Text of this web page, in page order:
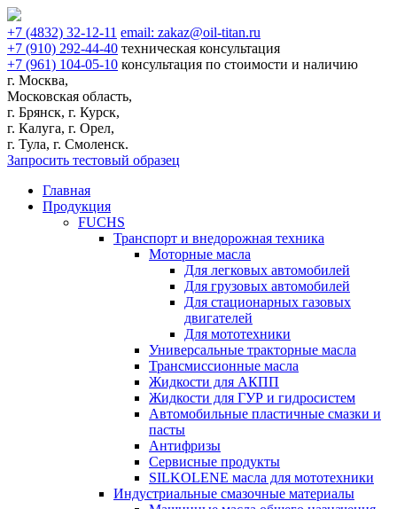
+7 (4832) 32-12-11 email: zakaz@oil-titan.ru
+7 (910) 292-44-40 техническая консультация
+7 (961) 104-05-10 консультация по стоимости и наличию
г. Москва,
Московская область,
г. Брянск, г. Курск,
г. Калуга, г. Орел,
г. Тула, г. Смоленск.
Запросить тестовый образец
Главная
Продукция
FUCHS
Транспорт и внедорожная техника
Моторные масла
Для легковых автомобилей
Для грузовых автомобилей
Для стационарных газовых
двигателей
Для мототехники
Универсальные тракторные масла
Трансмиссионные масла
Жидкости для АКПП
Жидкости для ГУР и гидросистем
Автомобильные пластичные смазки и
пасты
Антифризы
Сервисные продукты
SILKOLENE масла для мототехники
Индустриальные смазочные материалы